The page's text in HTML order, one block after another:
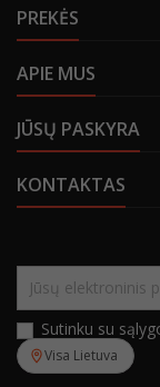
PREKĖS
APIE MUS
JŪSŲ PASKYRA
KONTAKTAS
Sutinku su
Visa Lietuva